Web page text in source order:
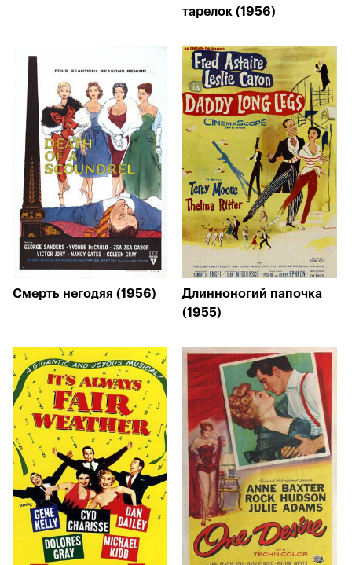
тарелок (1956)
Смерть негодяя (1956)
Длинноногий папочка
(1955)